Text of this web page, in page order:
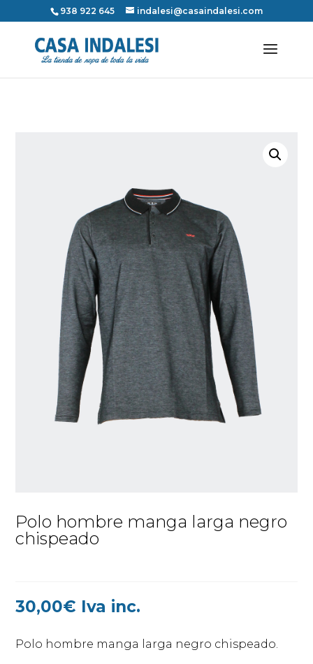
938 922 645 indalesi@casaindalesi.com
Polo hombre manga larga negro
chispeado
30,00€ Iva inc.
Polo hombre manga larga negro chispeado.